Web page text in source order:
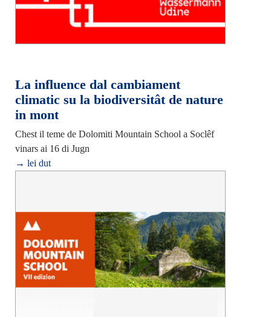
La influence dal cambiament
climatic su la biodiversitât de nature
in mont
Chest il teme de Dolomiti Mountain School a Soclêf
vinars ai 16 di Jugn
→ lei dut